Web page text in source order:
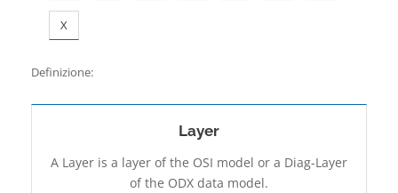
X
Definizione:
Layer
A Layer is a layer of the OSI model or a Diag-Layer
of the ODX data model.